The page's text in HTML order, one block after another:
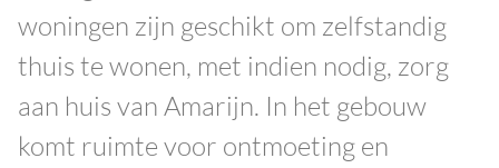
woningen zijn geschikt om zelfstandig
thuis te wonen, met indien nodig, zorg
aan huis van Amarijn. In het gebouw
komt ruimte voor ontmoeting en